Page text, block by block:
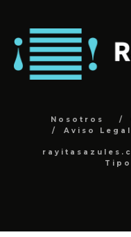
Nosotros
Aviso